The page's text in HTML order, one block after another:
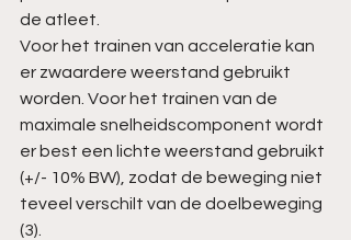
de atleet.
Voor het trainen van acceleratie kan
er zwaardere weerstand gebruikt
worden. Voor het trainen van de
maximale snelheidscomponent wordt
er best een lichte weerstand gebruikt
(+/- 10% BW), zodat de beweging niet
teveel verschilt van de doelbeweging
(3).